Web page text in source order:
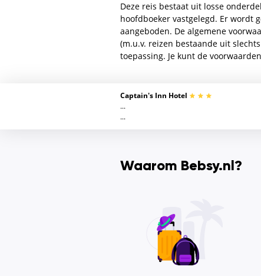
Deze reis bestaat uit losse
hoofdboeker vastgelegd. Er wordt
aangeboden. De algemene
(m.u.v. reizen bestaande uit
toepassing. Je kunt de
Captain's Inn Hotel
...
...
Waarom Bebsy.nl?